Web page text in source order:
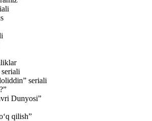
seriali
Dunyosi”
qilish”